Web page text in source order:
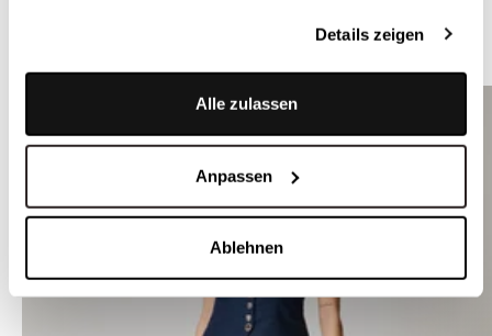
Details zeigen
Alle zulassen
Anpassen
Ablehnen